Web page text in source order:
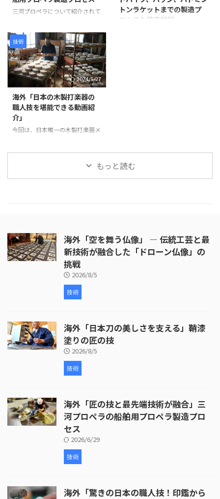
ン・3Dプリントなどの現代技術
の工程 まず、仏師による木彫り
の原型制作から始まります。 仏
師は木材から仏像を一体ずつ丁寧
...
米糊で貼り付けることで、割れや
剥離を防ぎ、長期間使用できる強
三河プロペラについて紹介されて
に拠点を置き、1929年に設立さ
れて以来、90年以上にわたり船
舶用プロペラを製造しています。
製造プロセスは以下のように進み
ます。最初に砂型に砂を詰め、余
分なガスを抜いて準備します。そ
の後、砂型を反転させて次の工程
に備えます。 次に、インゴット
と呼ばれる金属塊を溶解炉に入れ
て溶かします。溶解中には不純物
を除去し、温度を適切に管理しま
型から鋳造物を取り出しま ...
トンラケットまでの製造プ
ロセスを徹底解説」
の手仕事や精密な機械加工が、製
品の品質と美しさを生み出す過程
技術
2024/5/27
海外「日本の木製打楽器の
職人技を堪能できる動画紹
介」
今回は、日本唯一の木製打楽器メ
タンバリンや他の打楽器の製造プ
ロセスを見ることができます。
が行われています。 次に、皮革の
取り付けが行われます。ここで
は、牛革が使われ、職人が丁寧に
枠を伸ばしていく様子が映し出さ
れます。皮革の取り付けには熟練
もっと読む
海外「空を舞う仏像」 ― 伝統工芸と最
新技術が融合した「ドローン仏像」の
挑戦
2026/8/5
技術
海外「日本刀の美しさを支える」鞘漆
塗りの匠の技
2026/8/5
技術
海外「匠の技と最先端技術が融合」三
河プロペラの船舶用プロペラ製造プロ
セス
2026/6/29
技術
海外「驚きの日本の職人技！印鑑から